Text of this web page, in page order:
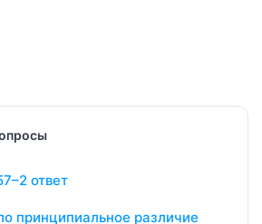
ответ
принципиальное различие